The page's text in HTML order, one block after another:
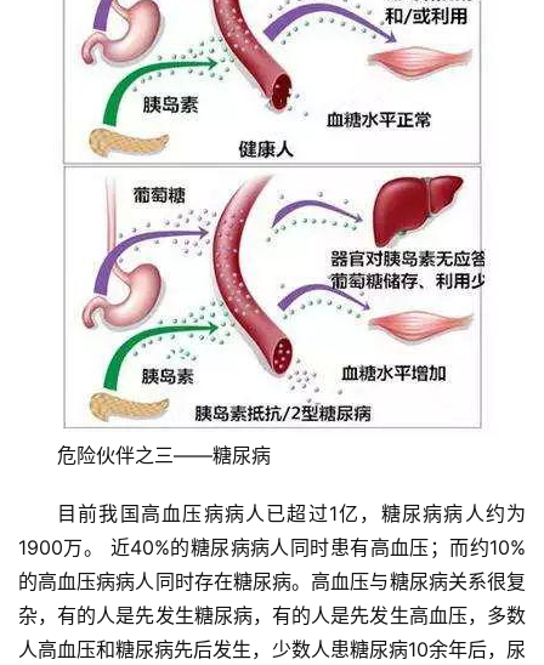
研
究
心
危险伙伴之三——糖尿病
目前我国高血压病病人已超过1亿，糖尿病病人约为
1900万。 近40%的糖尿病病人同时患有高血压；而约10%
的高血压病病人同时存在糖尿病。高血压与糖尿病关系很复
杂，有的人是先发生糖尿病，有的人是先发生高血压，多数
人高血压和糖尿病先后发生，少数人患糖尿病10余年后，尿